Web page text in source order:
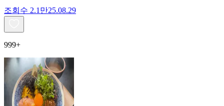
조회수 2.1만25.08.29
999+